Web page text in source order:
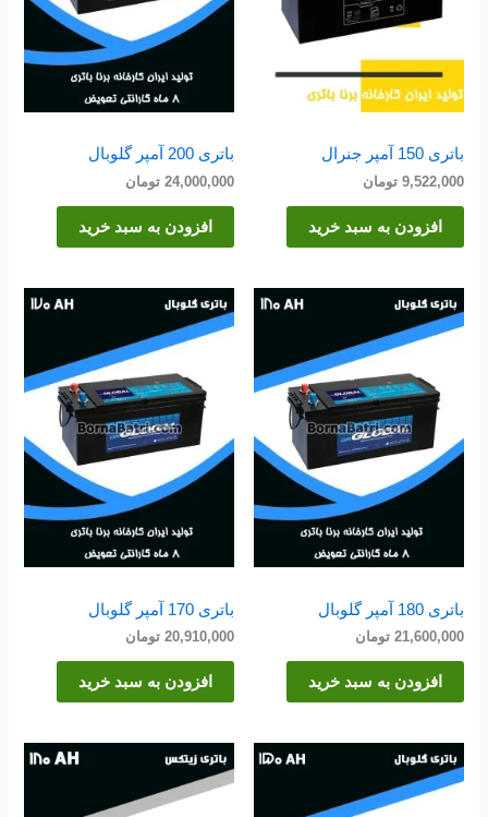
باتری 150 آمپر جنرال
9,522,000 تومان
افزودن به سبد خرید
باتری 200 آمپر گلوبال
24,000,000 تومان
افزودن به سبد خرید
باتری 180 آمپر گلوبال
21,600,000 تومان
افزودن به سبد خرید
باتری 170 آمپر گلوبال
20,910,000 تومان
افزودن به سبد خرید